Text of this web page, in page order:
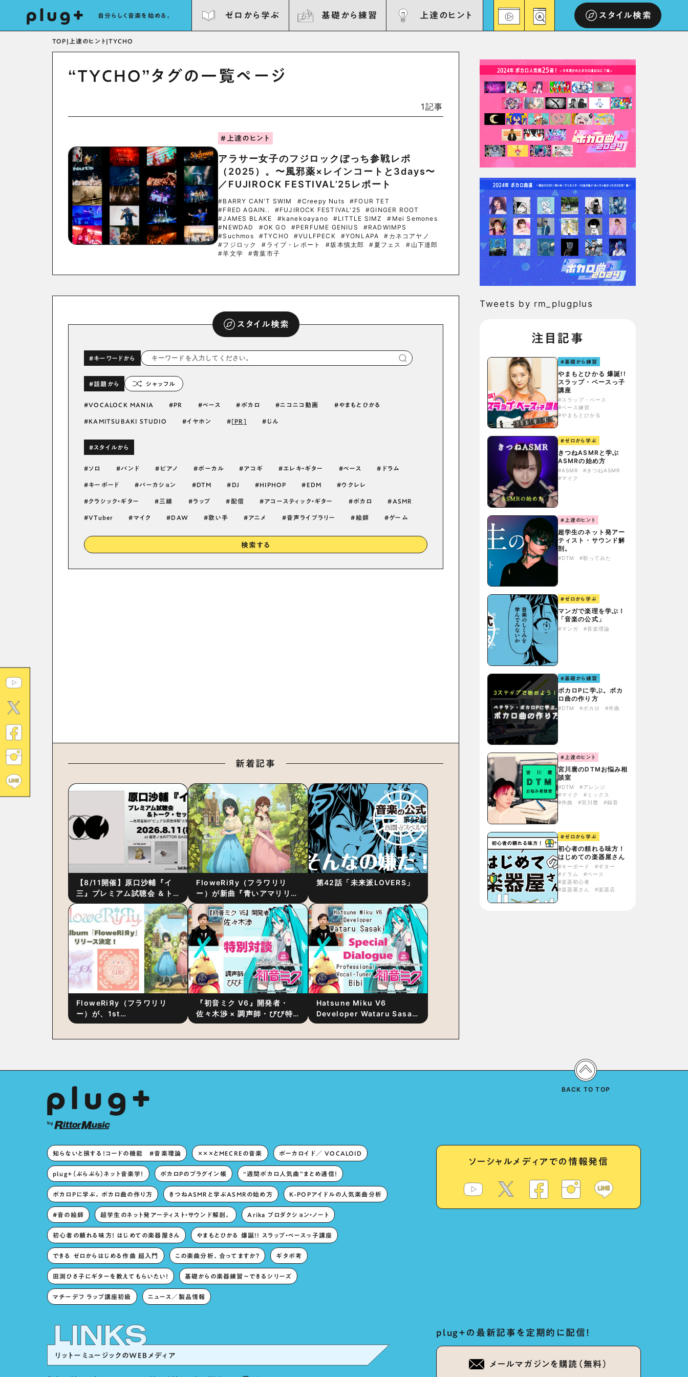
自分らしく音楽を始める。 ゼロから学ぶ 基礎から練習 上達のヒント スタイル検索
TOP | 上達のヒント |TYCHO
“TYCHO”タグの一覧ページ
1記事
#上達のヒント
アラサー女子のフジロックぼっち参戦レポ
（2025）。〜風邪薬×レインコートと3days〜
／FUJIROCK FESTIVAL’25レポート
#BARRY CAN'T SWIM #Creepy Nuts
#FOUR TET
#FRED AGAIN..
#FUJIROCK FESTIVAL'25
#GINGER ROOT
#JAMES BLAKE
#kanekoayano #LITTLE SIMZ
#Mei Semones
#NEWDAD
#OK GO #PERFUME GENIUS
#RADWIMPS
#Suchmos
#TYCHO #VULFPECK #YONLAPA
#カネコアヤノ
#フジロック
#ライブ・レポート #坂本慎太郎 #夏フェス
#山下達郎
#羊文学
#青葉市子
スタイル検索
#キーワードから
#話題から シャッフル
VOCALOCK MANIA PR ベース ボカロ ニコニコ動画 やまもとひかる
KAMITSUBAKI STUDIO イヤホン [PR] じん
#スタイルから
ソロ バンド ピアノ ボーカル アコギ エレキ・ギター ベース ドラム
キーボード パーカション DTM DJ HIPHOP EDM ウクレレ
クラシック・ギター 三線 ラップ 配信 アコースティック・ギター ボカロ ASMR
VTuber マイク DAW 歌い手 アニメ 音声ライブラリー 絵師 ゲーム
検索する
新着記事
【8/11開催】原口沙輔『イ
三』プレミアム試聴会 ＆ト
ーク・セッション 〜完成直
後の“ピュアな原音体験”と制
作秘話
FloweRiЯy（フラワリリ
ー）が新曲『青いアマリリ
ス』をリリース！1stアルバ
ム詳細も発表
第42話「未来派LOVERS」
FloweRiЯy（フラワリリ
ー）が、1st
Album『FloweRiЯy』を9
『初音ミク V6』開発者・
佐々木渉 × 調声師・びび特
別対談 〜豊かな歌声表現の
Hatsune Miku V6
Developer Wataru Sasaki
× Professional Vocal-
Tweets by rm_plugplus
注目記事
#基礎から練習
やまもとひかる 爆誕!!
スラップ・ベースっ子
講座
#スラップ・ベース
#ベース練習
#やまもとひかる
#ゼロから学ぶ
きつねASMRと学ぶ
ASMRの始め方
#ASMR
#きつねASMR
#マイク
#上達のヒント
超学生のネット発アー
ティスト・サウンド解
剖。
#DTM #歌ってみた
#ゼロから学ぶ
マンガで楽理を学ぶ！
「音楽の公式」
#マンガ #音楽理論
#基礎から練習
ボカロPに学ぶ。ボカ
ロ曲の作り方
#DTM #ボカロ #作曲
#上達のヒント
宮川麿のDTMお悩み相
談室
#DTM
#アレンジ
#マイク
#ミックス
#作曲
#宮川麿 #録音
#ゼロから学ぶ
初心者の頼れる味方！
はじめての楽器屋さん
#キーボード
#ギター
#ドラム
#ベース
#楽器初心者
#楽器屋さん
#楽器店
知らないと損する！コードの機能 #音楽理論 ×××とMECREの音楽 ボーカロイド／ VOCALOID
plug+（ぷらぷら）ネット音楽学！ ボカロPのプラグイン帳 “週間ボカロ人気曲”まとめ通信！
ボカロPに学ぶ。ボカロ曲の作り方 きつねASMRと学ぶASMRの始め方 K-POPアイドルの人気楽曲分析
#音の絵師 超学生のネット発アーティスト・サウンド解剖。 Arika プロダクション・ノート
初心者の頼れる味方！ はじめての楽器屋さん やまもとひかる 爆誕!! スラップ・ベースっ子講座
できる ゼロからはじめる作曲 超入門 この楽曲分析、合ってますか？ ギタボ考
田渕ひさ子にギターを教えてもらいたい！ 基礎からの楽器練習〜できるシリーズ
マチーデフ ラップ講座初級 ニュース／製品情報
ソーシャルメディアでの情報発信
リットーミュージックのWEBメディア
plug+の最新記事を定期的に配信！
メールマガジンを購読（無料）
BACK TO TOP